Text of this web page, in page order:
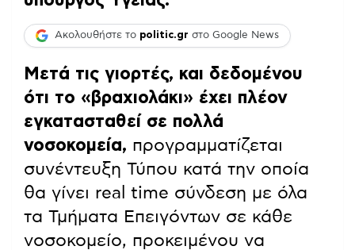
Ακολουθήστε το politic.gr στο Google News
Μετά τις γιορτές, και δεδομένου
ότι το «βραχιολάκι» έχει πλέον
εγκατασταθεί σε πολλά
νοσοκομεία, προγραμματίζεται
συνέντευξη Τύπου κατά την οποία
θα γίνει real time σύνδεση με όλα
τα Τμήματα Επειγόντων σε κάθε
νοσοκομείο, προκειμένου να